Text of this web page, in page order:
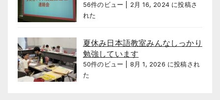
56件のビュー
2月 16, 2024 に投稿さ
れた
夏休み日本語教室みんなしっかり
勉強しています
50件のビュー
8月 1, 2026 に投稿され
た